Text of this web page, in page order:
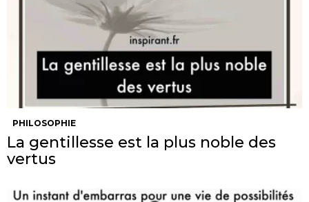
PHILOSOPHIE
La gentillesse est la plus noble des
vertus